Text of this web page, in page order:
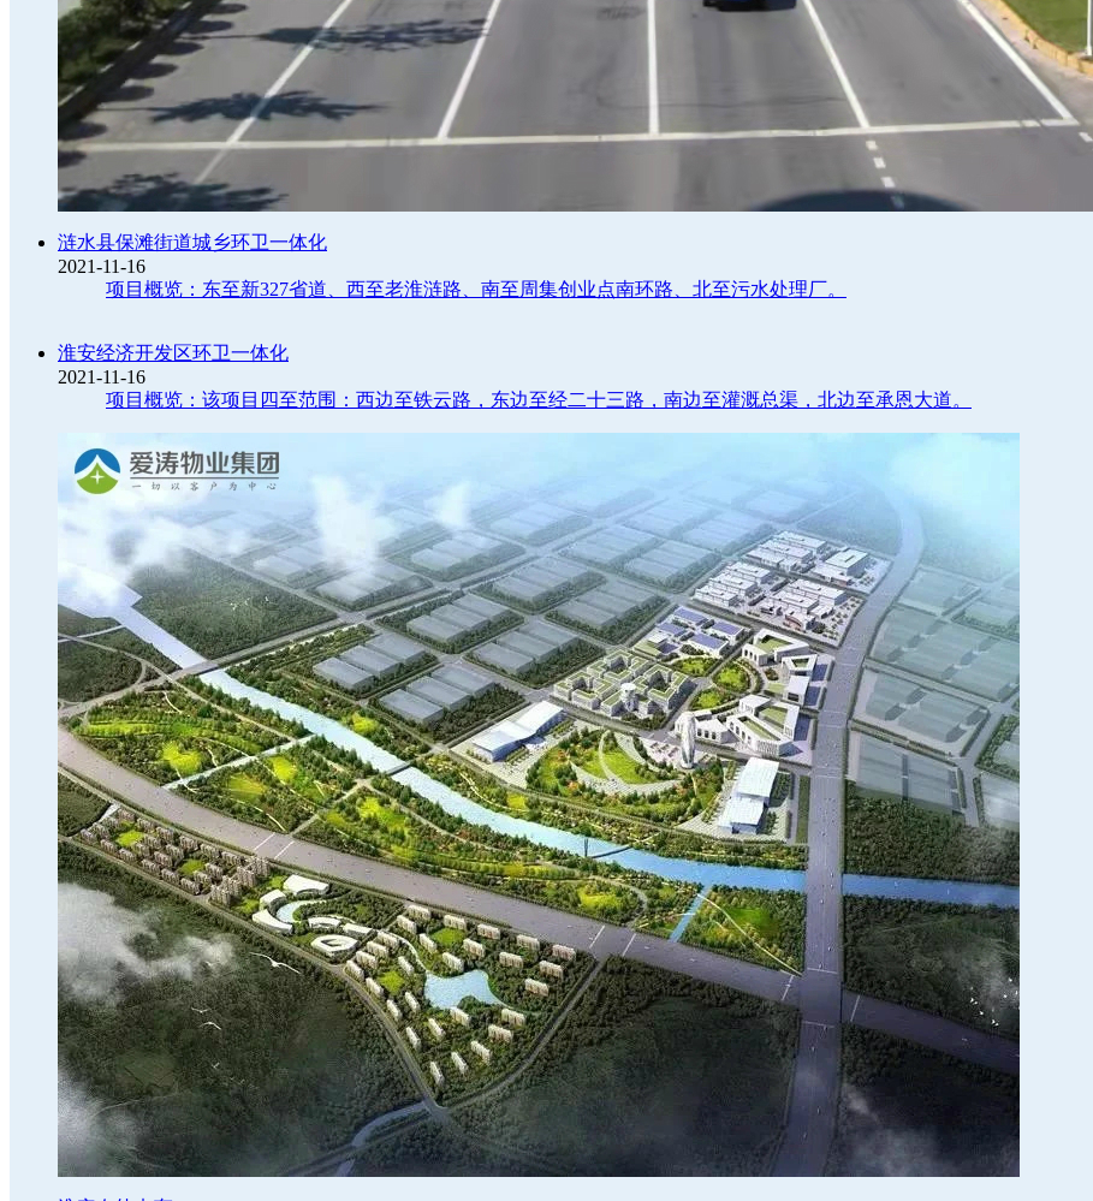
涟水县保滩街道城乡环卫一体化
2021-11-16
项目概览：东至新327省道、西至老淮涟路、南至周集创业点南环路、北至污水处理厂。
淮安经济开发区环卫一体化
2021-11-16
项目概览：该项目四至范围：西边至铁云路，东边至经二十三路，南边至灌溉总渠，北边至承恩大道。